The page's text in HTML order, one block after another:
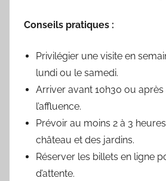
Conseils pratiques :
Privilégier une visite en
lundi ou le samedi.
Arriver avant 10h30 ou
l’affluence.
Prévoir au moins 2 à 3
château et des jardins.
Réserver les billets en ligne
d’attente.